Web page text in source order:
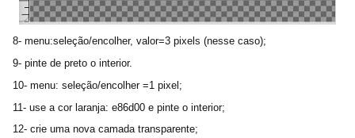
8- menu:seleção/encolher, valor=3 pixels (nesse caso);
9- pinte de preto o interior.
10- menu: seleção/encolher =1 pixel;
11- use a cor laranja: e86d00 e pinte o interior;
12- crie uma nova camada transparente;